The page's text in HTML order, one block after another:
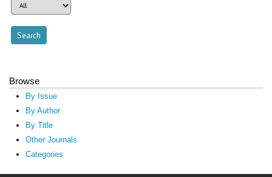
Browse
By Issue
By Author
By Title
Other Journals
Categories